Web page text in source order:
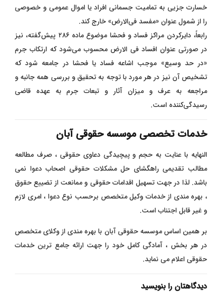
خسارت جزیی به تمامیت جسمانی افراد یا اموال عمومی و خصوصی
را از شمول عنوان «مفسد فی‌الارض» خارج کند.
رابعاً، دایرکردن مراکز فساد و فحشا موضوع ماده ۲۸۶ پیش‌گفته، نیز
در صورتی عنوان افساد فی‌ الارض محسوب می‌شود که ارتکاب جرم
«در حد وسیع» موجب اشاعه فساد یا فحشا در جامعه شود که
تشخیص آن نیز در هر مورد با توجه به تحقیق و بررسی همه جانبه و
مراجعه به عرف و میزان آثار و تبعات جرم به عهده قاضی
رسیدگی‌کننده است.
خدمات تخصصی موسسه حقوقی آبان
النهایه با عنایت به حجم و پیچیدگی دعاوی حقوقی ، صرف مطالعه
مطالب تقدیمی راهگشای حل مشکلات حقوقی اصحاب دعوا نمی
باشد. لذا در جهت تسهیل اقدامات حقوقی و ممانعت از تضییع حقوق
، بهره مندی از خدمات وکیل متخصص برحسب نوع دعوا ، امری لازم
و غیر قابل اجتناب است.
بر همین اساس موسسه حقوقی آبان با بهره مندی از وکلای متخصص
در هر بخش ، آمادگی کامل خود را جهت ارائه جامع ترین خدمات
حقوقی اعلام می نماید.
دیدگاهتان را بنویسید